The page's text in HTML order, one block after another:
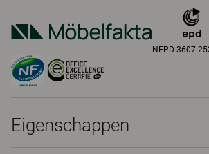
NEPD-3607-
Eigenschappen